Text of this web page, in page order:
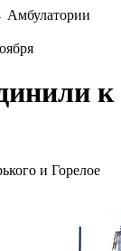
Амбулатории
к
и Горелое